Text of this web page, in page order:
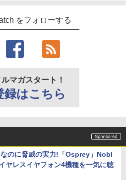
をフォローする
ルマガスタート！
録はこちら
のに脅威の実力!「Osprey」Nobl
ヤレスイヤフォン4機種を一気に聴